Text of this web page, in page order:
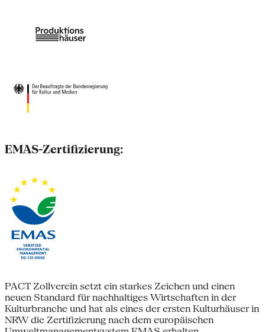
EMAS-Zertifizierung:
PACT Zollverein setzt ein starkes Zeichen und einen
neuen Standard für nachhaltiges Wirtschaften in der
Kulturbranche und hat als eines der ersten Kulturhäuser in
NRW die Zertifizierung nach dem europäischen